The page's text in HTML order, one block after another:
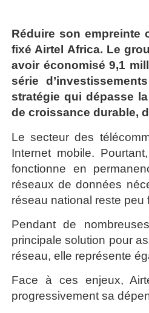
Réduire son empreinte
fixé Airtel Africa. Le
avoir économisé 9,1
série
stratégie qui dépasse
de croissance durable,
Le secteur des
Internet mobile.
fonctionne en
réseaux de données
réseau national reste peu
Pendant de
principale solution pour
réseau, elle représente
Face à ces enjeux,
progressivement sa